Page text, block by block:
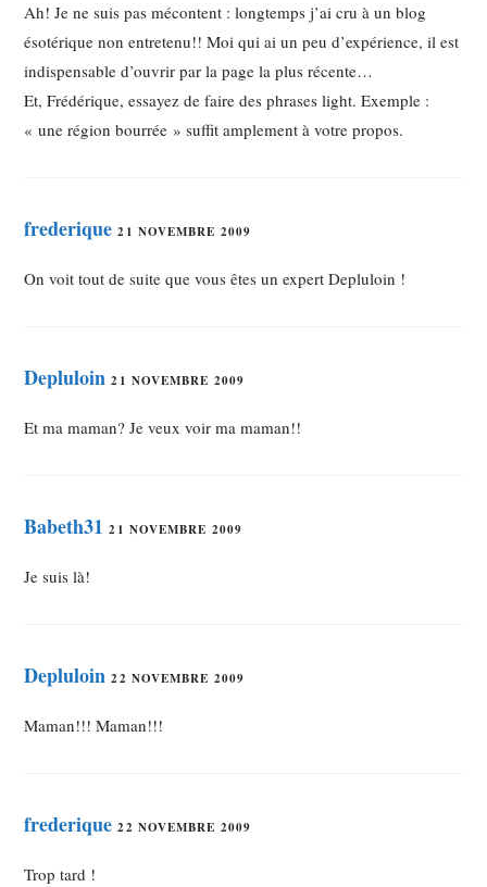
Ah! Je ne suis pas mécontent : longtemps j’ai cru à un blog
ésotérique non entretenu!! Moi qui ai un peu d’expérience, il est
indispensable d’ouvrir par la page la plus récente…
Et, Frédérique, essayez de faire des phrases light. Exemple :
« une région bourrée » suffit amplement à votre propos.
frederique 21 NOVEMBRE 2009
On voit tout de suite que vous êtes un expert Depluloin !
Depluloin 21 NOVEMBRE 2009
Et ma maman? Je veux voir ma maman!!
Babeth31 21 NOVEMBRE 2009
Je suis là!
Depluloin 22 NOVEMBRE 2009
Maman!!! Maman!!!
frederique 22 NOVEMBRE 2009
Trop tard !